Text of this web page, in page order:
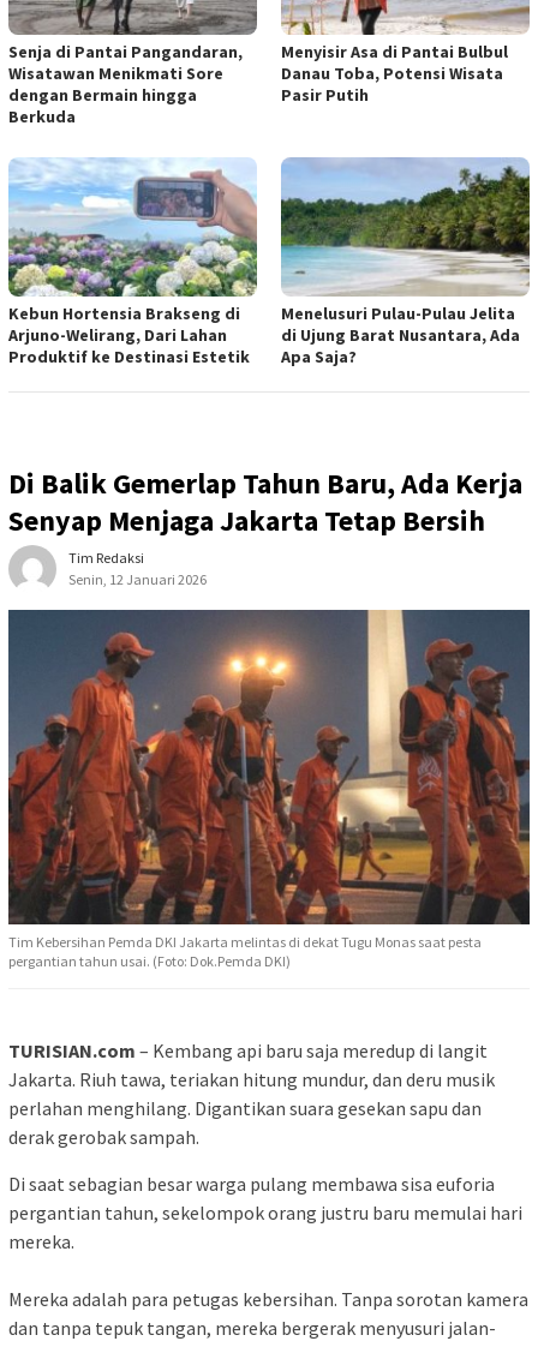
Senja di Pantai Pangandaran,
Wisatawan Menikmati Sore
dengan Bermain hingga
Berkuda
Menyisir Asa di Pantai Bulbul
Danau Toba, Potensi Wisata
Pasir Putih
Kebun Hortensia Brakseng di
Arjuno-Welirang, Dari Lahan
Produktif ke Destinasi Estetik
Menelusuri Pulau-Pulau Jelita
di Ujung Barat Nusantara, Ada
Apa Saja?
Di Balik Gemerlap Tahun Baru, Ada Kerja
Senyap Menjaga Jakarta Tetap Bersih
Tim Redaksi
Senin, 12 Januari 2026
Tim Kebersihan Pemda DKI Jakarta melintas di dekat Tugu Monas saat pesta
pergantian tahun usai. (Foto: Dok.Pemda DKI)
TURISIAN.com – Kembang api baru saja meredup di langit
Jakarta. Riuh tawa, teriakan hitung mundur, dan deru musik
perlahan menghilang. Digantikan suara gesekan sapu dan
derak gerobak sampah.
Di saat sebagian besar warga pulang membawa sisa euforia
pergantian tahun, sekelompok orang justru baru memulai hari
mereka.